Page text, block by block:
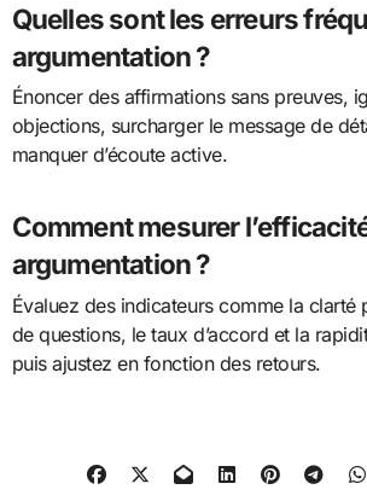
Quelles sont les erreurs
argumentation ?
Énoncer des affirmations sans preuves,
objections, surcharger le message de
manquer d’écoute active.
Comment mesurer
argumentation ?
Évaluez des indicateurs comme la clarté
de questions, le taux d’accord et la
puis ajustez en fonction des retours.